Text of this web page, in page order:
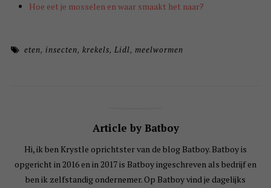
Hoe eet je mosselen en waar smaakt het naar?
eten, insecten,krekels,Lidl,meelwormen
Article by Batboy
Hi, ik ben Krystle oprichtster van de blog Batboy. Batboy is
opgericht in 2016 en in 2017 is Batboy ingeschreven als bedrijf en
ben ik zelfstandig ondernemer. Op Batboy vind je dagelijks